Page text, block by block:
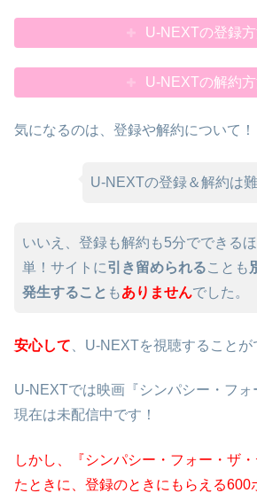
U-NEXTの登録
U-NEXTの解約
気になるのは、登録や解約について！
U-NEXTの登録＆解約は
いいえ、登録も解約も5分でできる
単！サイトに引き留められることも
発生すること もありませんでした。
安心して 、U-NEXTを視聴すること
U-NEXTでは映画『シンパシー・フ
現在は未配信中です！
しかし、『シンパシー・フォー・ザ
たときに、 登録のときにもらえる600